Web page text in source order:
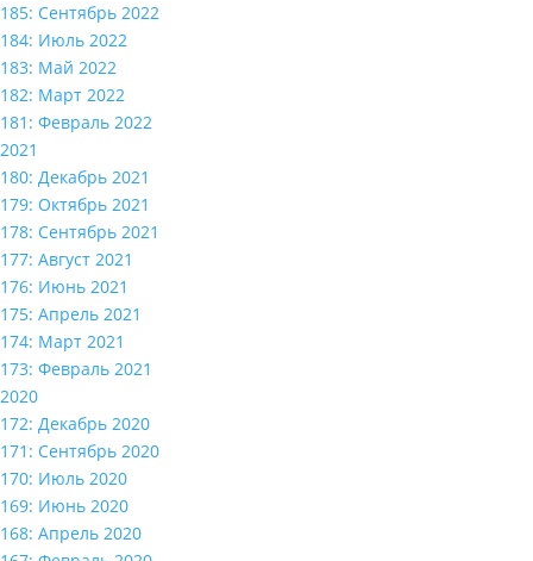
185: Сентябрь 2022
184: Июль 2022
183: Май 2022
182: Март 2022
181: Февраль 2022
2021
180: Декабрь 2021
179: Октябрь 2021
178: Сентябрь 2021
177: Август 2021
176: Июнь 2021
175: Апрель 2021
174: Март 2021
173: Февраль 2021
2020
172: Декабрь 2020
171: Сентябрь 2020
170: Июль 2020
169: Июнь 2020
168: Апрель 2020